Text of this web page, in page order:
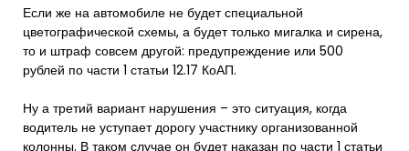
Если же на автомобиле не будет специальной
цветографической схемы, а будет только мигалка и сирена,
то и штраф совсем другой: предупреждение или 500
рублей по части 1 статьи 12.17 КоАП.
Ну а третий вариант нарушения – это ситуация, когда
водитель не уступает дорогу участнику организованной
колонны. В таком случае он будет наказан по части 1 статьи